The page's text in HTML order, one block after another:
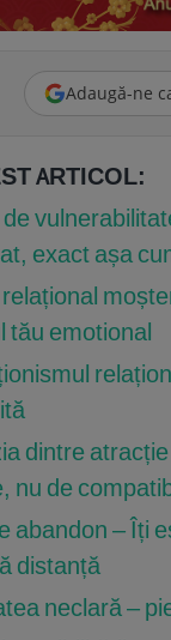
Adaugă-ne
ARTICOL:
exact așa
tău emotional
dintre
nu de
abandon – Îți
distanță
neclară –